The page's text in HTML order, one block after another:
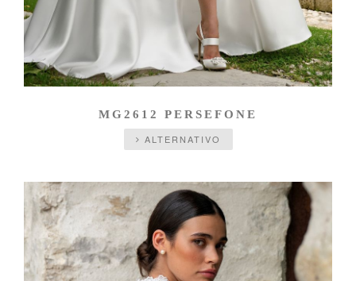
MG2612 PERSEFONE
ALTERNATIVO